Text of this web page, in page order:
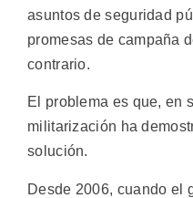
asuntos de seguridad
promesas de campaña
contrario.
El problema es que, en
militarización ha
solución.
Desde 2006, cuando el